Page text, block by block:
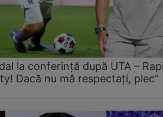
la conferință după UTA –
Dacă nu mă respectați, plec”